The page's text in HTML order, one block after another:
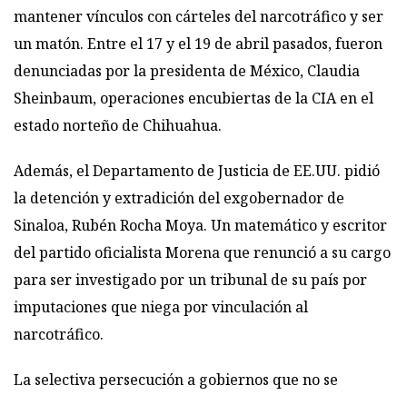
mantener vínculos con cárteles del narcotráfico y ser
un matón. Entre el 17 y el 19 de abril pasados, fueron
denunciadas por la presidenta de México, Claudia
Sheinbaum, operaciones encubiertas de la CIA en el
estado norteño de Chihuahua.
Además, el Departamento de Justicia de EE.UU. pidió
la detención y extradición del exgobernador de
Sinaloa, Rubén Rocha Moya. Un matemático y escritor
del partido oficialista Morena que renunció a su cargo
para ser investigado por un tribunal de su país por
imputaciones que niega por vinculación al
narcotráfico.
La selectiva persecución a gobiernos que no se